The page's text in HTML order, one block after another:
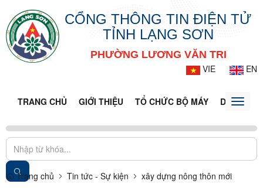
CỔNG THÔNG TIN ĐIỆN TỬ
TỈNH LẠNG SƠN
PHƯỜNG LƯƠNG VĂN TRI
VIE
EN
TRANG CHỦ GIỚI THIỆU TỔ CHỨC BỘ MÁY DOANH
Toggle
Trang chủ Tin tức - Sự kiện xây dựng nông thôn mới